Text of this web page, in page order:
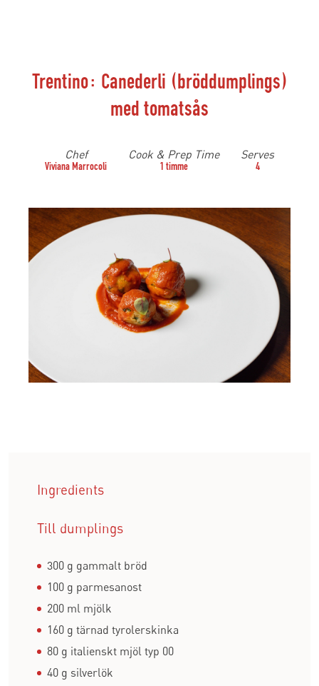
Trentino: Canederli (bröddumplings)
med tomatsås
Chef
Viviana Marrocoli
Cook & Prep Time
1 timme
Serves
4
Ingredients
Till dumplings
300 g gammalt bröd
100 g parmesanost
200 ml mjölk
160 g tärnad tyrolerskinka
80 g italienskt mjöl typ 00
40 g silverlök